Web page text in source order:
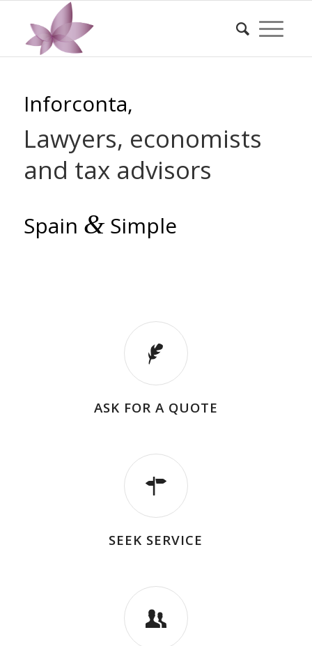
Inforconta,
Lawyers, economists
and tax advisors
Spain &Simple
ASK FOR A QUOTE
SEEK SERVICE